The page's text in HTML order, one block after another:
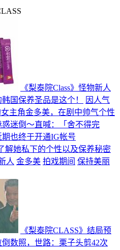
《梨泰院Class》怪物新人
国保养圣品是这个！
因人气
主角金多美，在剧中帅气个性
迷倒～直喊：「舍不得完
也终于开通IG帐号
解她私下的个性以及保养秘密
人 金多美 拍戏期间 保持美丽
《梨泰院CLASS》结局预
数照，世路：栗子头剪42次